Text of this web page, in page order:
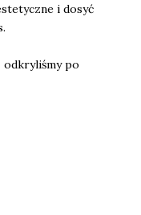
i dosyć
odkryliśmy po